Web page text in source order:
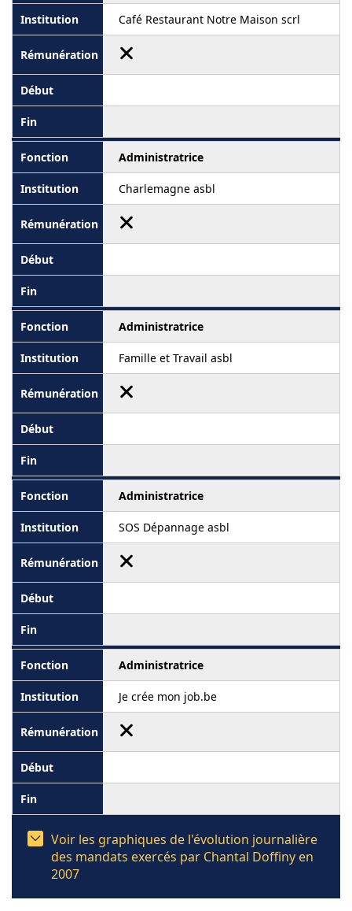
Café Restaurant Notre Maison scrl
Administratrice
Charlemagne asbl
Administratrice
Famille et Travail asbl
Administratrice
SOS Dépannage asbl
Administratrice
Je crée mon job.be
Voir les graphiques de l'évolution journalière
des mandats exercés par Chantal Doffiny en
2007